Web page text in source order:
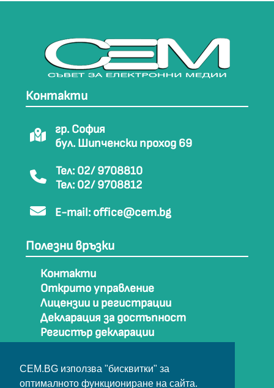
CEM.BG използва "бисквитки" за
оптималното функциониране на сайта.
Контакти
гр. София
бул. Шипченски проход 69
Тел: 02/ 9708810
Тел: 02/ 9708812
E-mail: office@cem.bg
Полезни връзки
Контакти
Открито управление
Лицензии и регистрации
Декларация за достъпност
Регистър декларации
Карта на сайта
Архив